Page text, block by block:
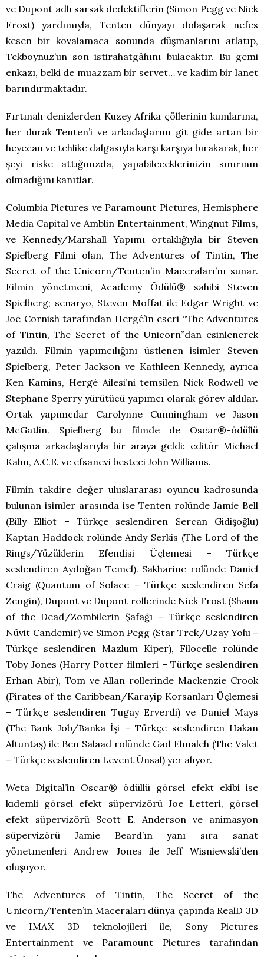
ve Dupont adlı sarsak dedektiflerin (Simon Pegg ve Nick
Frost) yardımıyla, Tenten dünyayı dolaşarak nefes
kesen bir kovalamaca sonunda düşmanlarını atlatıp,
Tekboynuz’un son istirahatgâhını bulacaktır. Bu gemi
enkazı, belki de muazzam bir servet… ve kadim bir lanet
barındırmaktadır.
Fırtınalı denizlerden Kuzey Afrika çöllerinin kumlarına,
her durak Tenten’i ve arkadaşlarını git gide artan bir
heyecan ve tehlike dalgasıyla karşı karşıya bırakarak, her
şeyi riske attığınızda, yapabileceklerinizin sınırının
olmadığını kanıtlar.
Columbia Pictures ve Paramount Pictures, Hemisphere
Media Capital ve Amblin Entertainment, Wingnut Films,
ve Kennedy/Marshall Yapımı ortaklığıyla bir Steven
Spielberg Filmi olan, The Adventures of Tintin, The
Secret of the Unicorn/Tenten’in Maceraları’nı sunar.
Filmin yönetmeni, Academy Ödülü® sahibi Steven
Spielberg; senaryo, Steven Moffat ile Edgar Wright ve
Joe Cornish tarafından Hergé’in eseri “The Adventures
of Tintin, The Secret of the Unicorn”dan esinlenerek
yazıldı. Filmin yapımcılığını üstlenen isimler Steven
Spielberg, Peter Jackson ve Kathleen Kennedy, ayrıca
Ken Kamins, Hergé Ailesi’ni temsilen Nick Rodwell ve
Stephane Sperry yürütücü yapımcı olarak görev aldılar.
Ortak yapımcılar Carolynne Cunningham ve Jason
McGatlin. Spielberg bu filmde de Oscar®-ödüllü
çalışma arkadaşlarıyla bir araya geldi: editör Michael
Kahn, A.C.E. ve efsanevi besteci John Williams.
Filmin takdire değer uluslararası oyuncu kadrosunda
bulunan isimler arasında ise Tenten rolünde Jamie Bell
(Billy Elliot – Türkçe seslendiren Sercan Gidişoğlu)
Kaptan Haddock rolünde Andy Serkis (The Lord of the
Rings/Yüzüklerin Efendisi Üçlemesi – Türkçe
seslendiren Aydoğan Temel). Sakharine rolünde Daniel
Craig (Quantum of Solace – Türkçe seslendiren Sefa
Zengin), Dupont ve Dupont rollerinde Nick Frost (Shaun
of the Dead/Zombilerin Şafağı – Türkçe seslendiren
Nüvit Candemir) ve Simon Pegg (Star Trek/Uzay Yolu –
Türkçe seslendiren Mazlum Kiper), Filocelle rolünde
Toby Jones (Harry Potter filmleri – Türkçe seslendiren
Erhan Abir), Tom ve Allan rollerinde Mackenzie Crook
(Pirates of the Caribbean/Karayip Korsanları Üçlemesi
– Türkçe seslendiren Tugay Erverdi) ve Daniel Mays
(The Bank Job/Banka İşi – Türkçe seslendiren Hakan
Altuntaş) ile Ben Salaad rolünde Gad Elmaleh (The Valet
– Türkçe seslendiren Levent Ünsal) yer alıyor.
Weta Digital’in Oscar® ödüllü görsel efekt ekibi ise
kıdemli görsel efekt süpervizörü Joe Letteri, görsel
efekt süpervizörü Scott E. Anderson ve animasyon
süpervizörü Jamie Beard’ın yanı sıra sanat
yönetmenleri Andrew Jones ile Jeff Wisniewski’den
oluşuyor.
The Adventures of Tintin, The Secret of the
Unicorn/Tenten’in Maceraları dünya çapında RealD 3D
ve IMAX 3D teknolojileri ile, Sony Pictures
Entertainment ve Paramount Pictures tarafından